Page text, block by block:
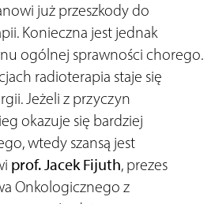
już przeszkody do
Konieczna jest jednak
ogólnej sprawności chorego.
radioterapia staje się
Jeżeli z przyczyn
okazuje się bardziej
wtedy szansą jest
prof. Jacek Fijuth, prezes
Onkologicznego z